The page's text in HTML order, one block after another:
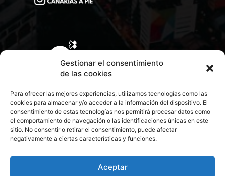
Gestionar el consentimiento
de las cookies
Para ofrecer las mejores experiencias, utilizamos tecnologías como las
cookies para almacenar y/o acceder a la información del dispositivo. El
consentimiento de estas tecnologías nos permitirá procesar datos como
el comportamiento de navegación o las identificaciones únicas en este
sitio. No consentir o retirar el consentimiento, puede afectar
negativamente a ciertas características y funciones.
Aceptar
CONTACTA CON NOSOTROS